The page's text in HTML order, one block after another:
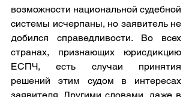
возможности национальной судебной
системы исчерпаны, но заявитель не
добился справедливости. Во всех
странах, признающих юрисдикцию
ЕСПЧ, есть случаи принятия
решений этим судом в интересах